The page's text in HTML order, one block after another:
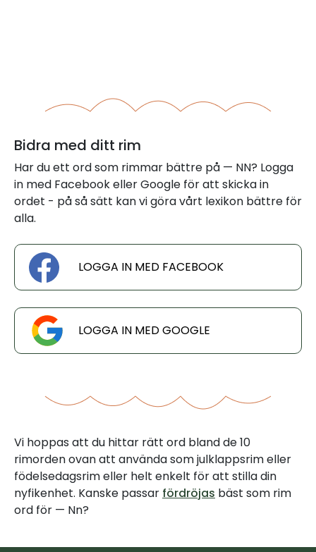
Bidra med ditt rim
Har du ett ord som rimmar bättre på — NN? Logga
in med Facebook eller Google för att skicka in
ordet - på så sätt kan vi göra vårt lexikon bättre för
alla.
LOGGA IN MED FACEBOOK
LOGGA IN MED GOOGLE
Vi hoppas att du hittar rätt ord bland de 10
rimorden ovan att använda som julklappsrim eller
födelsedagsrim eller helt enkelt för att stilla din
nyfikenhet. Kanske passar fördröjas bäst som rim
ord för — Nn?